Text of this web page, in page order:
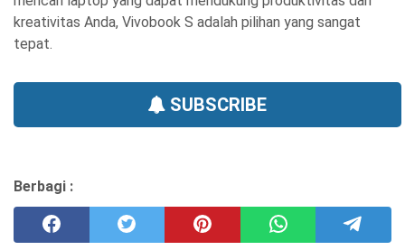
kreativitas Anda, Vivobook S adalah pilihan yang sangat
tepat.
SUBSCRIBE
Berbagi :